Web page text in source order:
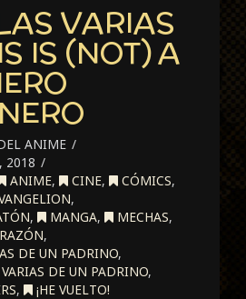
VARIAS
IS (NOT) A
ANIME
2018
ANIME, CINE, CÓMICS,
,
, MANGA, MECHAS,
,
DE UN PADRINO,
DE UN PADRINO,
, ¡HE VUELTO!